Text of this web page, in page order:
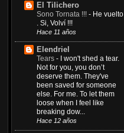
El Tilichero
Sono Tornata !!! - He vuelto
. Si, Volví !!!
Hace 11 años
Elendriel
Tears - I won't shed a tear.
Not for you, you don’t
deserve them. They've
been saved for someone
else. For me. To let them
loose when I feel like
breaking dow...
Hace 12 años